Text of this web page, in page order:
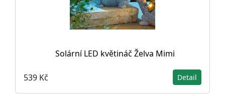
Solární LED květináč Želva Mimi
539 Kč Detail